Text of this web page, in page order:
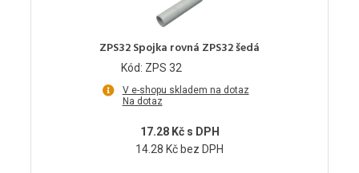
ZPS32 Spojka rovná ZPS32 šedá
Kód: ZPS 32
V e-shopu skladem na dotaz
Na dotaz
17.28 Kč s DPH
14.28 Kč bez DPH